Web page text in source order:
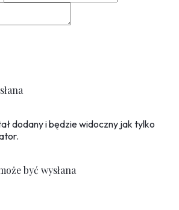
dodany i będzie widoczny jak tylko
być wysłana